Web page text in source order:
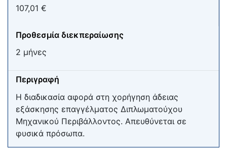
107,01 €
Προθεσμία διεκπεραίωσης
2 μήνες
Περιγραφή
Η διαδικασία αφορά στη χορήγηση άδειας
εξάσκησης επαγγέλματος Διπλωματούχου
Μηχανικού Περιβάλλοντος. Απευθύνεται σε
φυσικά πρόσωπα.